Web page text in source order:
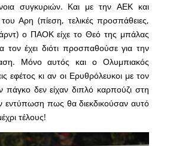
συγκυριών. Και με την ΑΕΚ και
Αρη (πίεση, τελικές προσπάθειες,
ο ΠΑΟΚ είχε το Θεό της μπάλας
τον έχει διότι προσπαθούσε για την
Μόνο αυτός και ο Ολυμπιακός
εφέτος κι αν οι Ερυθρόλευκοι με τον
πάγκο δεν είχαν διπλό καρπούζι στη
εντύπωση πως θα διεκδικούσαν αυτό
τέλους!